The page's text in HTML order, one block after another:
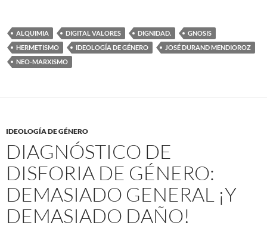
ALQUIMIA DIGITAL VALORES DIGNIDAD.
GNOSIS
HERMETISMO
IDEOLOGÍA DE GÉNERO
JOSÉ DURAND MENDIOROZ
NEO-MARXISMO
IDEOLOGÍA DE GÉNERO
DIAGNÓSTICO DE
DISFORIA DE GÉNERO:
DEMASIADO GENERAL ¡Y
DEMASIADO DAÑO!